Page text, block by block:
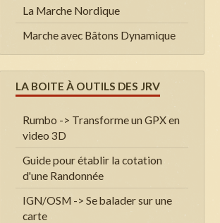
La Marche Nordique
Marche avec Bâtons Dynamique
LA BOITE À OUTILS DES JRV
Rumbo -> Transforme un GPX en
video 3D
Guide pour établir la cotation
d'une Randonnée
IGN/OSM -> Se balader sur une
carte